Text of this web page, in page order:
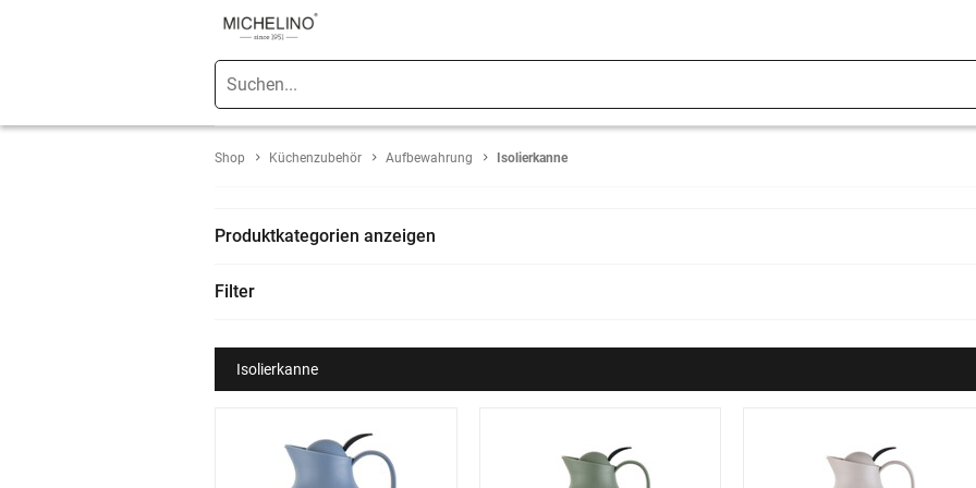
Shop Küchenzubehör Aufbewahrung Isolierkanne
Produktkategorien anzeigen
Filter
Isolierkanne